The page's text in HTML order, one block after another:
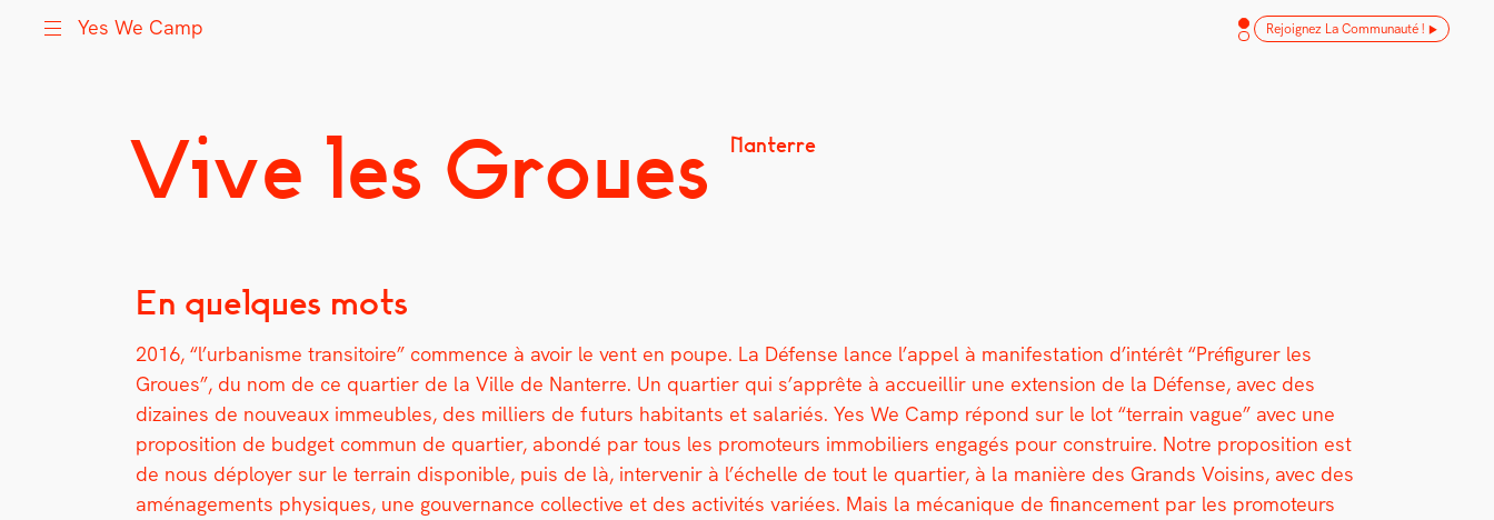
Utilisation inventive des espaces disponibles
Vive les Groues Nanterre
En quelques mots
2016, “l’urbanisme tran­si­toire” com­mence à avoir le vent en poupe. La Défense lance l’appel à man­i­fes­ta­tion d’intérêt “Pré­fig­ur­er les
Groues”, du nom de ce quarti­er de la Ville de Nan­terre. Un quarti­er qui s’apprête à accueil­lir une exten­sion de la Défense, avec des
dizaines de nou­veaux immeubles, des mil­liers de futurs habi­tants et salariés. Yes We Camp répond sur le lot “ter­rain vague” avec une
propo­si­tion de bud­get com­mun de quarti­er, abondé par tous les pro­mo­teurs immo­biliers engagés pour con­stru­ire. Notre propo­si­tion est
de nous déploy­er sur le ter­rain disponible, puis de là, inter­venir à l’échelle de tout le quarti­er, à la manière des Grands Voisins, avec des
amé­nage­ments physiques, une gou­ver­nance col­lec­tive et des activ­ités var­iées. Mais la mécanique de finance­ment par les pro­mo­teurs
Yes We Camp Rejoignez La Communauté !